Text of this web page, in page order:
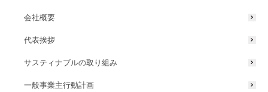
会社概要
代表挨拶
サスティナブルの取り組み
一般事業主行動計画